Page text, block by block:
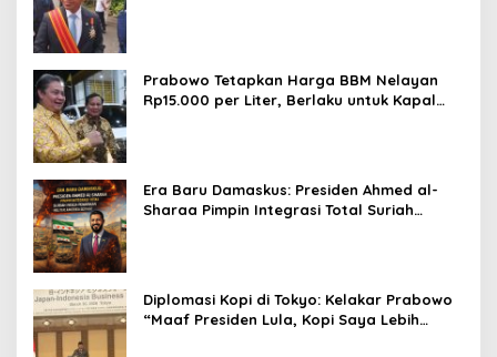
Prabowo Tetapkan Harga BBM Nelayan
Rp15.000 per Liter, Berlaku untuk Kapal
Era Baru Damaskus: Presiden Ahmed al-
Sharaa Pimpin Integrasi Total Suriah
Diplomasi Kopi di Tokyo: Kelakar Prabowo
“Maaf Presiden Lula, Kopi Saya Lebih